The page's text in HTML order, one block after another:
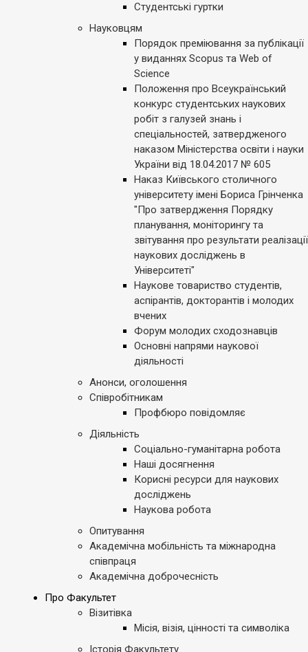
Студентські гуртки
Науковцям
Порядок преміювання за публікації
у виданнях Scopus та Web of
Science
Положення про Всеукраїнський
конкурс студентських наукових
робіт з галузей знань і
спеціальностей, затвердженого
наказом Міністерства освіти і науки
України від 18.04.2017 № 605
Наказ Київського столичного
університету імені Бориса Грінченка
"Про затвердження Порядку
планування, моніторингу та
звітування про результати реалізації
наукових досліджень в
Університеті"
Наукове товариство студентів,
аспірантів, докторантів і молодих
вчених
Форум молодих сходознавців
Основні напрями наукової
діяльності
Анонси, оголошення
Співробітникам
Профбюро повідомляє
Діяльність
Соціально-гуманітарна робота
Наші досягнення
Корисні ресурси для наукових
досліджень
Наукова робота
Опитування
Академічна мобільність та міжнародна
співпраця
Академічна доброчесність
Про Факультет
Візитівка
Місія, візія, цінності та символіка
Історія Факультету